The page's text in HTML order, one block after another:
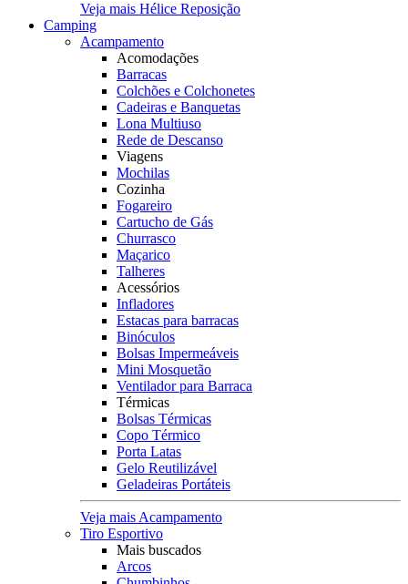
Veja mais Hélice Reposição
Camping
Acampamento
Acomodações
Barracas
Colchões e Colchonetes
Cadeiras e Banquetas
Lona Multiuso
Rede de Descanso
Viagens
Mochilas
Cozinha
Fogareiro
Cartucho de Gás
Churrasco
Maçarico
Talheres
Acessórios
Infladores
Estacas para barracas
Binóculos
Bolsas Impermeáveis
Mini Mosquetão
Ventilador para Barraca
Térmicas
Bolsas Térmicas
Copo Térmico
Porta Latas
Gelo Reutilizável
Geladeiras Portáteis
Veja mais Acampamento
Tiro Esportivo
Mais buscados
Arcos